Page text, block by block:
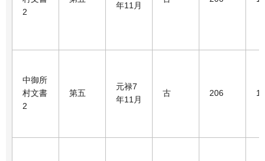
2
年11月
中御所
村文書
2
第五
元禄7
年11月
古 206 1